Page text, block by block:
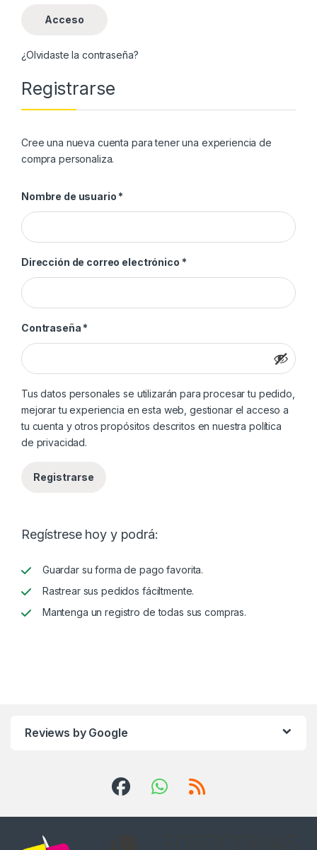
Acceso
¿Olvidaste la contraseña?
Registrarse
Cree una nueva cuenta para tener una experiencia de
compra personaliza.
Nombre de usuario *
Dirección de correo electrónico *Obligatorio
Contraseña *
Tus datos personales se utilizarán para procesar tu pedido,
mejorar tu experiencia en esta web, gestionar el acceso a
tu cuenta y otros propósitos descritos en nuestra política
de privacidad.
Registrarse
Regístrese hoy y podrá:
Guardar su forma de pago favorita.
Rastrear sus pedidos fáciltmente.
Mantenga un registro de todas sus compras.
Reviews by Google